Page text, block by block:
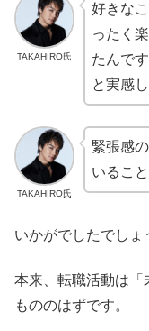
TAKAHIRO氏
好きな
ったく
たんで
と実感
TAKAHIRO氏
緊張感
いるこ
いかがでしたでしょ
本来、転職活動は「
もののはずです。